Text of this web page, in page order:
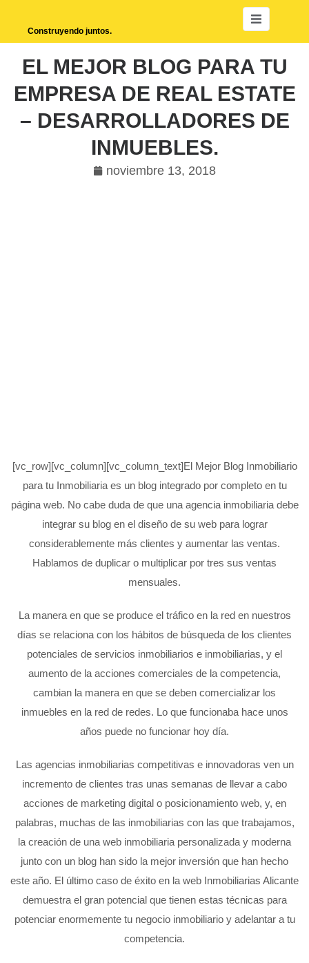
Construyendo juntos.
EL MEJOR BLOG PARA TU
EMPRESA DE REAL ESTATE
– DESARROLLADORES DE
INMUEBLES.
noviembre 13, 2018
[vc_row][vc_column][vc_column_text]El Mejor Blog Inmobiliario
para tu Inmobiliaria es un blog integrado por completo en tu
página web. No cabe duda de que una agencia inmobiliaria debe
integrar su blog en el diseño de su web para lograr
considerablemente más clientes y aumentar las ventas.
Hablamos de duplicar o multiplicar por tres sus ventas
mensuales.
La manera en que se produce el tráfico en la red en nuestros
días se relaciona con los hábitos de búsqueda de los clientes
potenciales de servicios inmobiliarios e inmobiliarias, y el
aumento de la acciones comerciales de la competencia,
cambian la manera en que se deben comercializar los
inmuebles en la red de redes. Lo que funcionaba hace unos
años puede no funcionar hoy día.
Las agencias inmobiliarias competitivas e innovadoras ven un
incremento de clientes tras unas semanas de llevar a cabo
acciones de marketing digital o posicionamiento web, y, en
palabras, muchas de las inmobiliarias con las que trabajamos,
la creación de una web inmobiliaria personalizada y moderna
junto con un blog han sido la mejor inversión que han hecho
este año. El último caso de éxito en la web Inmobiliarias Alicante
demuestra el gran potencial que tienen estas técnicas para
potenciar enormemente tu negocio inmobiliario y adelantar a tu
competencia.